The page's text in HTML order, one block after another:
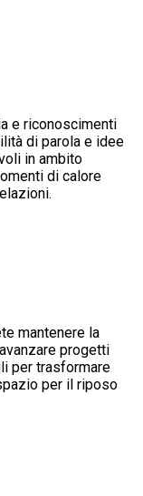
e riconoscimenti
di parola e idee
in ambito
di calore
mantenere la
progetti
per trasformare
per il riposo